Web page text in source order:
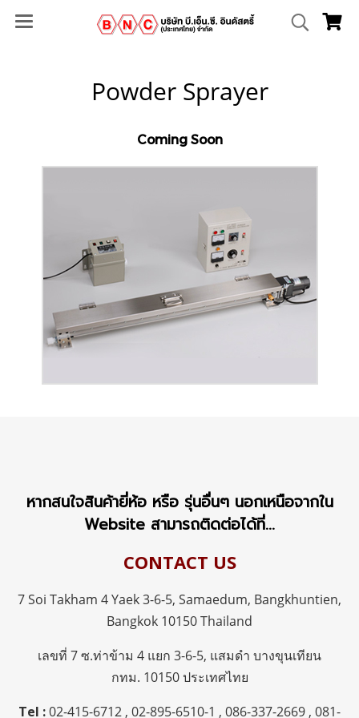
Powder Sprayer
Coming Soon
หากสนใจสินค้ายี่ห้อ หรือ รุ่นอื่นๆ นอกเหนือจากใน
Website สามารถติดต่อได้ที่...
CONTACT US
7 Soi Takham 4 Yaek 3-6-5, Samaedum, Bangkhuntien,
Bangkok 10150 Thailand
เลขที่ 7 ซ.ท่าข้าม 4 แยก 3-6-5, แสมดำ บางขุนเทียน
กทม. 10150 ประเทศไทย
Tel :02-415-6712 , 02-895-6510-1 , 086-337-2669 , 081-